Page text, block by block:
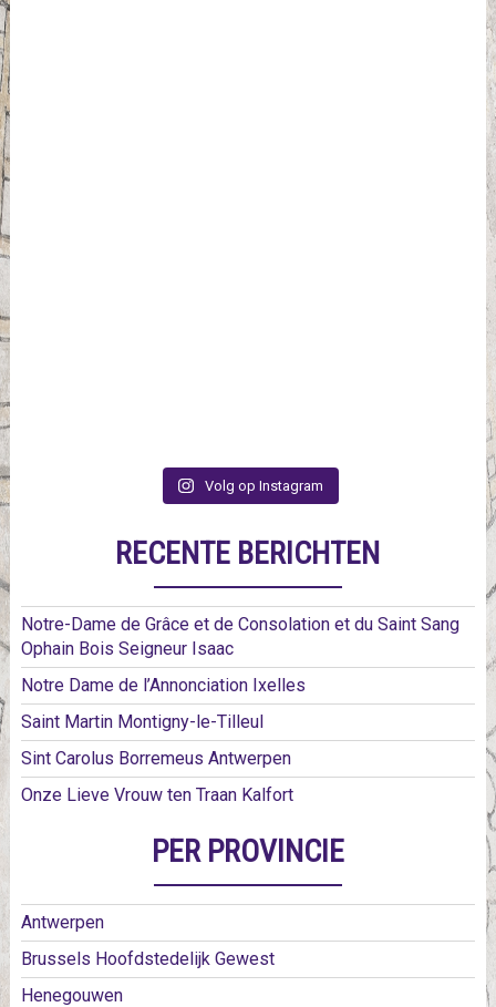
Volg op Instagram
RECENTE BERICHTEN
Notre-Dame de Grâce et de Consolation et du Saint Sang
Ophain Bois Seigneur Isaac
Notre Dame de l’Annonciation Ixelles
Saint Martin Montigny-le-Tilleul
Sint Carolus Borremeus Antwerpen
Onze Lieve Vrouw ten Traan Kalfort
PER PROVINCIE
Antwerpen
Brussels Hoofdstedelijk Gewest
Henegouwen